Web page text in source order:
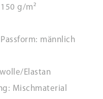
g/m²
männlich
Elastan
Mischmaterial